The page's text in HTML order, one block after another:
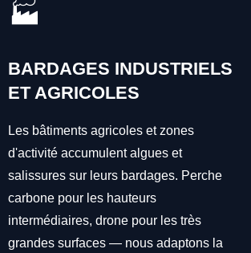
🏭
BARDAGES INDUSTRIELS
ET AGRICOLES
Les bâtiments agricoles et zones
d'activité accumulent algues et
salissures sur leurs bardages. Perche
carbone pour les hauteurs
intermédiaires, drone pour les très
grandes surfaces — nous adaptons la